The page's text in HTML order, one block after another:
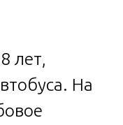
лет,
На